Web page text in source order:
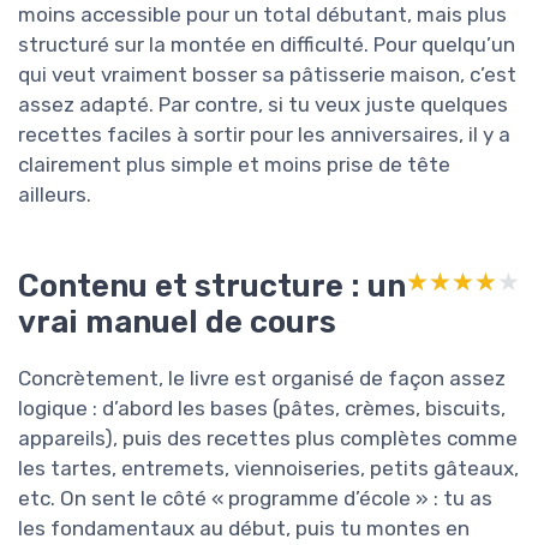
moins accessible pour un total débutant, mais plus
structuré sur la montée en difficulté. Pour quelqu’un
qui veut vraiment bosser sa pâtisserie maison, c’est
assez adapté. Par contre, si tu veux juste quelques
recettes faciles à sortir pour les anniversaires, il y a
clairement plus simple et moins prise de tête
ailleurs.
Contenu et structure : un
vrai manuel de cours
★★★★★
★★★★★
Concrètement, le livre est organisé de façon assez
logique : d’abord les bases (pâtes, crèmes, biscuits,
appareils), puis des recettes plus complètes comme
les tartes, entremets, viennoiseries, petits gâteaux,
etc. On sent le côté « programme d’école » : tu as
les fondamentaux au début, puis tu montes en